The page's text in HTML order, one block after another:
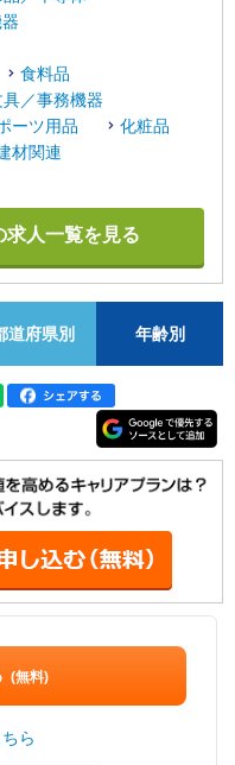
食料品
具／事務機器
ーツ用品
化粧品
材関連
求人一覧を見る
道府県別 年齢別
(無料)
ら